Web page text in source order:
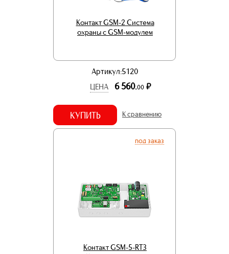
Контакт GSM-2 Система
охраны с GSM-модулем
Артикул:5120
ЦЕНА
6 560.00 р.
КУПИТЬ К сравнению
под заказ
Контакт GSM-5-RT3